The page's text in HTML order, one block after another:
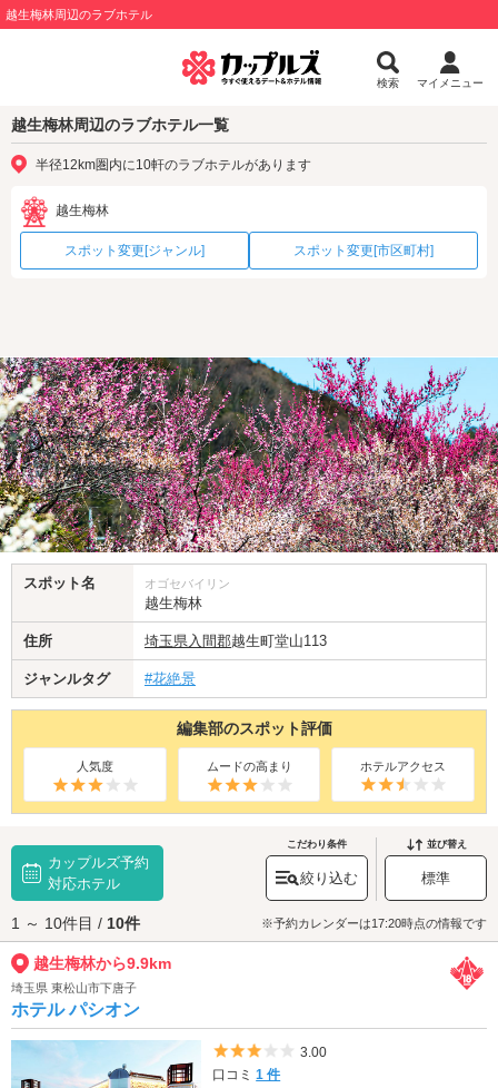
越生梅林周辺のラブホテル
検索 マイメニュー
越生梅林周辺のラブホテル一覧
半径12km圏内に10軒のラブホテルがあります
越生梅林
スポット変更[ジャンル] スポット変更[市区町村]
スポット名 オゴセバイリン
越生梅林
住所 埼玉県 入間郡越生町堂山113
ジャンルタグ #花絶景
編集部のスポット評価
人気度 ムードの高まり ホテルアクセス
カップルズ予約
対応ホテル
こだわり条件
絞り込む
並び替え
標準
1 ～ 10件目 / 10件 ※予約カレンダーは17:20時点の情報です
越生梅林から9.9km
埼玉県 東松山市下唐子
ホテル パシオン
5つ星のうち3
3.00
口コミ1 件